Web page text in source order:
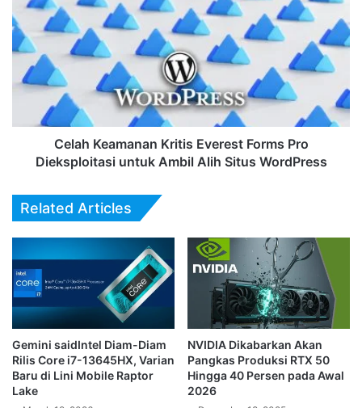
Keamanan
Kritis
Everest
Forms
Pro
Dieksploitasi
Ambil
Celah Keamanan Kritis Everest Forms Pro
Dieksploitasi untuk Ambil Alih Situs WordPress
Related Articles
Gemini saidIntel Diam-Diam
Rilis Core i7-13645HX, Varian
Baru di Lini Mobile Raptor
Lake
NVIDIA Dikabarkan Akan
Pangkas Produksi RTX 50
Hingga 40 Persen pada Awal
2026